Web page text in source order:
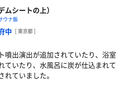
のパターン。
すよねー。
シートの上）
ウナ飯
中 [ 東京都 ]
噴出演出が追加されていたり、浴室
ていたり、水風呂に炭が仕込まれて
ていました。